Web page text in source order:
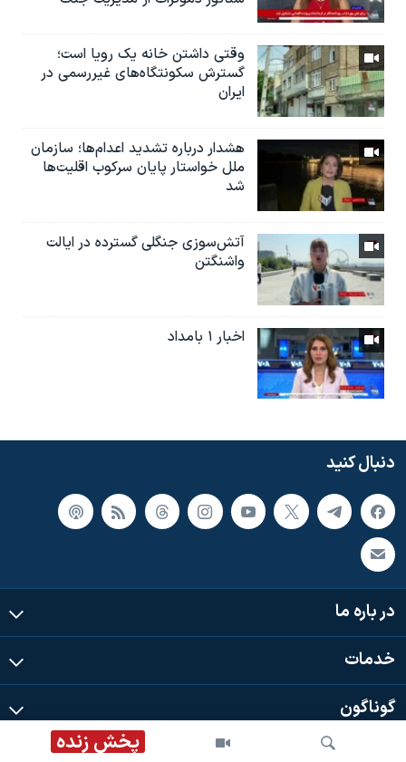
پخش زنده
وقتی داشتن خانه یک رویا است؛
گسترش سکونتگاه‌های غیررسمی در
ایران
هشدار درباره تشدید اعدام‌ها؛ سازمان
ملل خواستار پایان سرکوب اقلیت‌ها
شد
آتش‌سوزی جنگلی گسترده در ایالت
واشنگتن
اخبار ۱ بامداد
دنبال کنید
در باره ما
خدمات
گوناگون